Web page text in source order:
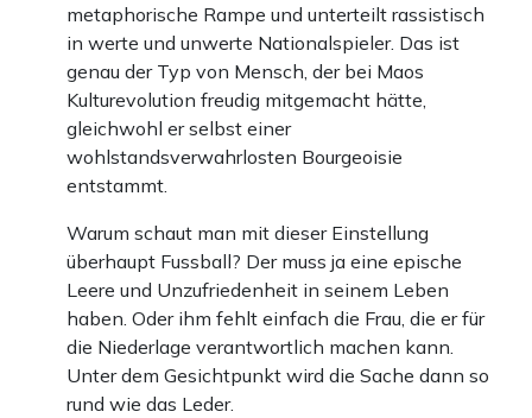
metaphorische Rampe und unterteilt rassistisch
in werte und unwerte Nationalspieler. Das ist
genau der Typ von Mensch, der bei Maos
Kulturevolution freudig mitgemacht hätte,
gleichwohl er selbst einer
wohlstandsverwahrlosten Bourgeoisie
entstammt.
Warum schaut man mit dieser Einstellung
überhaupt Fussball? Der muss ja eine epische
Leere und Unzufriedenheit in seinem Leben
haben. Oder ihm fehlt einfach die Frau, die er für
die Niederlage verantwortlich machen kann.
Unter dem Gesichtpunkt wird die Sache dann so
rund wie das Leder.